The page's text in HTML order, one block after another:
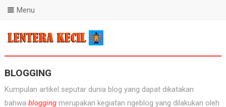
Blog Lentera Kecil
Menu
BLOGGING
Kumpulan artikel seputar dunia blog yang dapat dikatakan
bahwa bloggingmerupakan kegiatan ngeblog yang dilakukan oleh